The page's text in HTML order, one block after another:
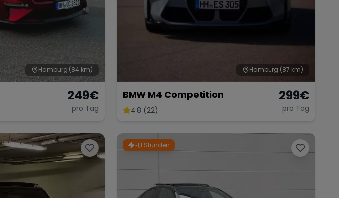
Hamburg (84 km)
249€
pro Tag
Hamburg (87 km)
BMW M4 Competition
4.8 (22)
299€
pro Tag
~1,1 Stunden